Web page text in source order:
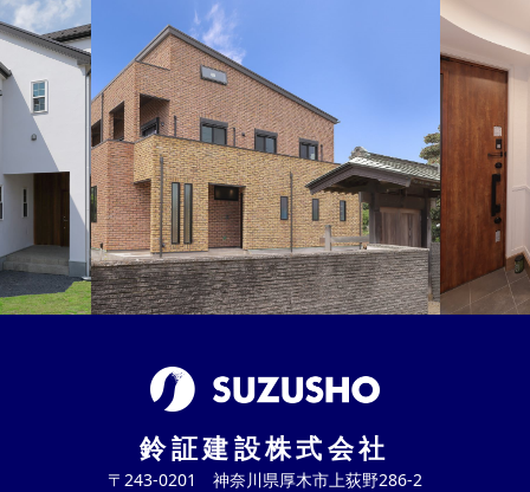
鈴証建設株式会社
〒243-0201 神奈川県厚木市上荻野286-2